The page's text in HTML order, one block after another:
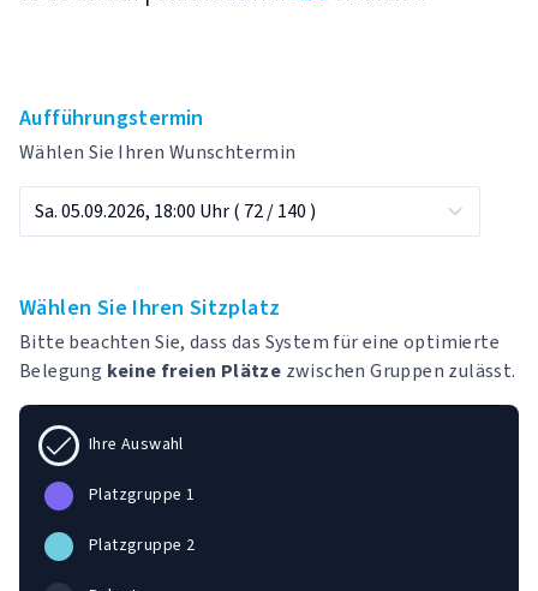
Aufführungstermin
Wählen Sie Ihren Wunschtermin
Wählen Sie Ihren Sitzplatz
Bitte beachten Sie, dass das System für eine optimierte
Belegung keine freien Plätze zwischen Gruppen zulässt.
Ihre Auswahl
Platzgruppe 1
Platzgruppe 2